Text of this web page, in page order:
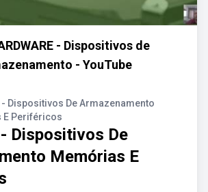
- Dispositivos de
- YouTube
Dispositivos De Armazenamento
E Periféricos
Dispositivos De
Memórias E